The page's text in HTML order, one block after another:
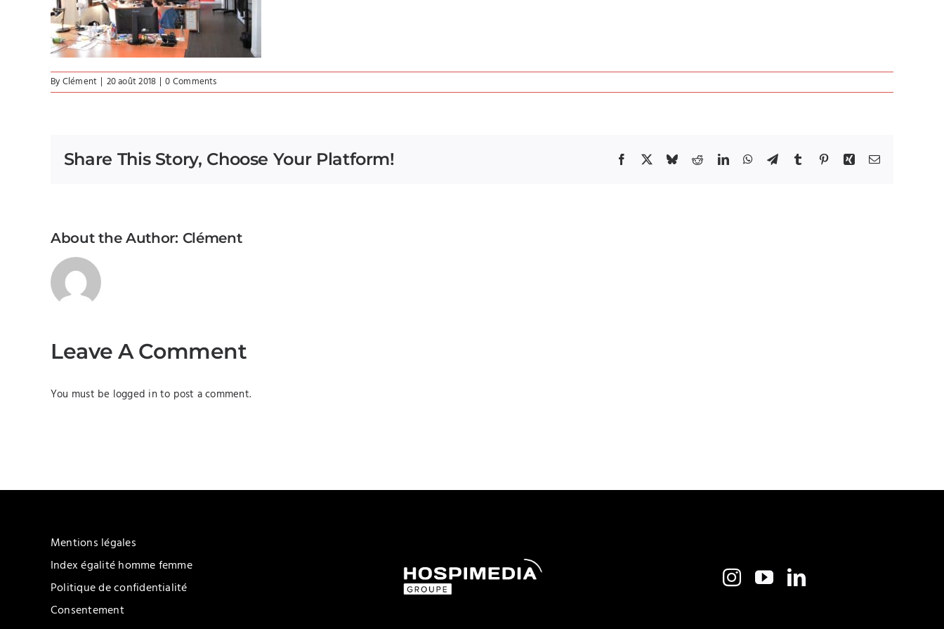
ByClément | 20 août 2018 | 0 Comments
Share This Story, Choose Your Platform! Facebook BlueskyRedditLinkedInWhatsApp
TelegramTumblrPinterestXing Email
About the Author: Clément
Leave A Comment
You must be logged in to post a comment.
Mentions légales
Index égalité homme femme
Politique de confidentialité
Consentement